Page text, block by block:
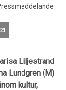
Liljestrand
Lundgren (M)
kultur,